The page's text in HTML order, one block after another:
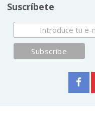
Suscríbete